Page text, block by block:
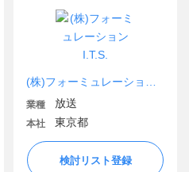
業種 放送
本社 東京都
検討リスト登録